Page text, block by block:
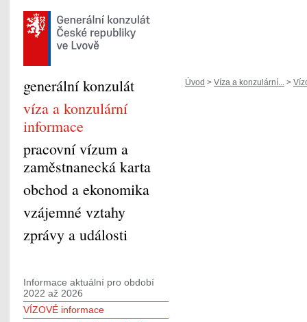
Úvod > Víza a konzulární... >
generální konzulát
víza a konzulární
informace
pracovní vízum a
zaměstnanecká karta
obchod a ekonomika
vzájemné vztahy
zprávy a události
Informace aktuální pro období
2022 až 2026
VÍZOVÉ informace